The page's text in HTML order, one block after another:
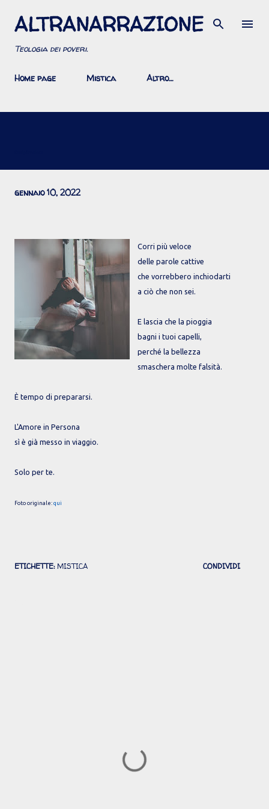
Passa ai contenuti principali
ALTRANARRAZIONE
Teologia dei poveri.
Home page Mistica Altro…
gennaio 10, 2022
Corri più veloce
delle parole cattive
che vorrebbero inchiodarti
a ciò che non sei.
E lascia che la pioggia
bagni i tuoi capelli,
perché la bellezza
smaschera molte falsità.
È tempo di prepararsi.
L'Amore in Persona
sì è già messo in viaggio.
Solo per te.
Foto originale: qui
ETICHETTE: MISTICA CONDIVIDI